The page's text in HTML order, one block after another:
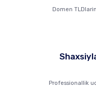
Domen
Professionallik